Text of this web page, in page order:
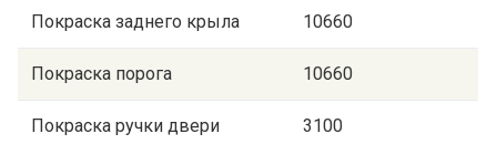
Покраска заднего крыла 10660
Покраска порога 10660
Покраска ручки двери 3100